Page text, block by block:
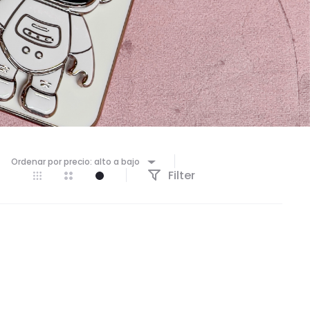
Ordenar por precio: alto a bajo
Filter